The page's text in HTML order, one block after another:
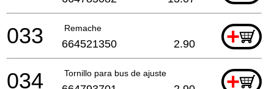
Remache +
033 664521350 2.90
Tornillo para bus de ajuste +
034